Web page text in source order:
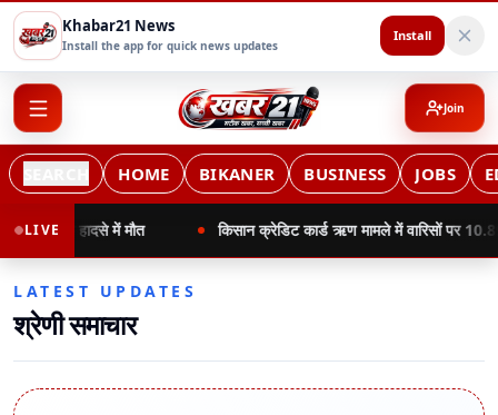
Khabar21 News
Install the app for quick news updates
Install
Join
HOME BIKANER BUSINESS JOBS
LIVE
हादसे में मौत किसान क्रेडिट कार्ड ऋण मामले में वारिसों पर 10.89 लाख
LATEST UPDATES
श्रेणी समाचार